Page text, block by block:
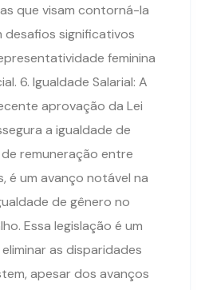
que visam contorná-la
desafios significativos
feminina
6. Igualdade Salarial: A
aprovação da Lei
a igualdade de
remuneração entre
é um avanço notável na
de gênero no
Essa legislação é um
as disparidades
apesar dos avanços